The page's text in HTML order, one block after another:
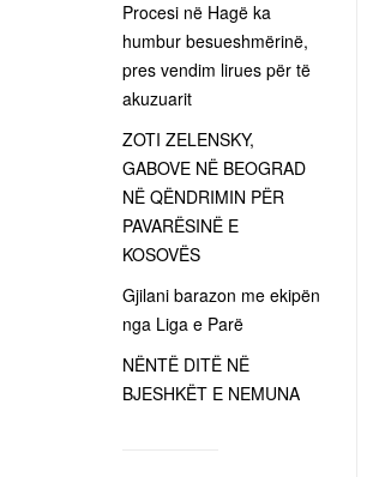
Procesi në Hagë ka
humbur besueshmërinë,
pres vendim lirues për të
akuzuarit
ZOTI ZELENSKY,
GABOVE NË BEOGRAD
NË QËNDRIMIN PËR
PAVARËSINË E
KOSOVËS
Gjilani barazon me ekipën
nga Liga e Parë
NËNTË DITË NË
BJESHKËT E NEMUNA